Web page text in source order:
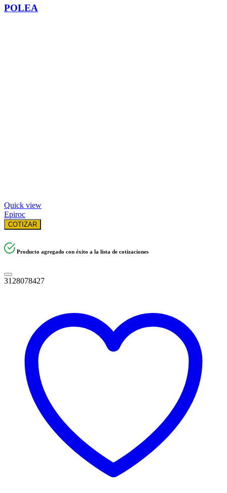
POLEA
Quick view
Epiroc
COTIZAR
Producto agregado con éxito a la lista de cotizaciones
3128078427